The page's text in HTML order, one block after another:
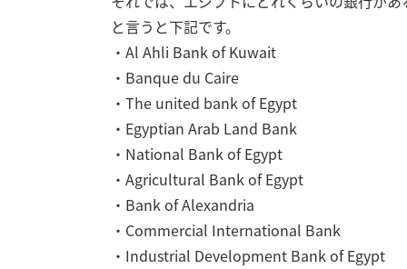
と言うと下記です。
・Al Ahli Bank of Kuwait
・Banque du Caire
・The united bank of Egypt
・Egyptian Arab Land Bank
・National Bank of Egypt
・Agricultural Bank of Egypt
・Bank of Alexandria
・Commercial International Bank
・Industrial Development Bank of Egypt